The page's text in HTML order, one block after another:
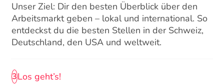
Unser Ziel: Dir den besten Überblick über den
Arbeitsmarkt geben – lokal und international. So
entdeckst du die besten Stellen in der Schweiz,
Deutschland, den USA und weltweit.
3Los geht’s!